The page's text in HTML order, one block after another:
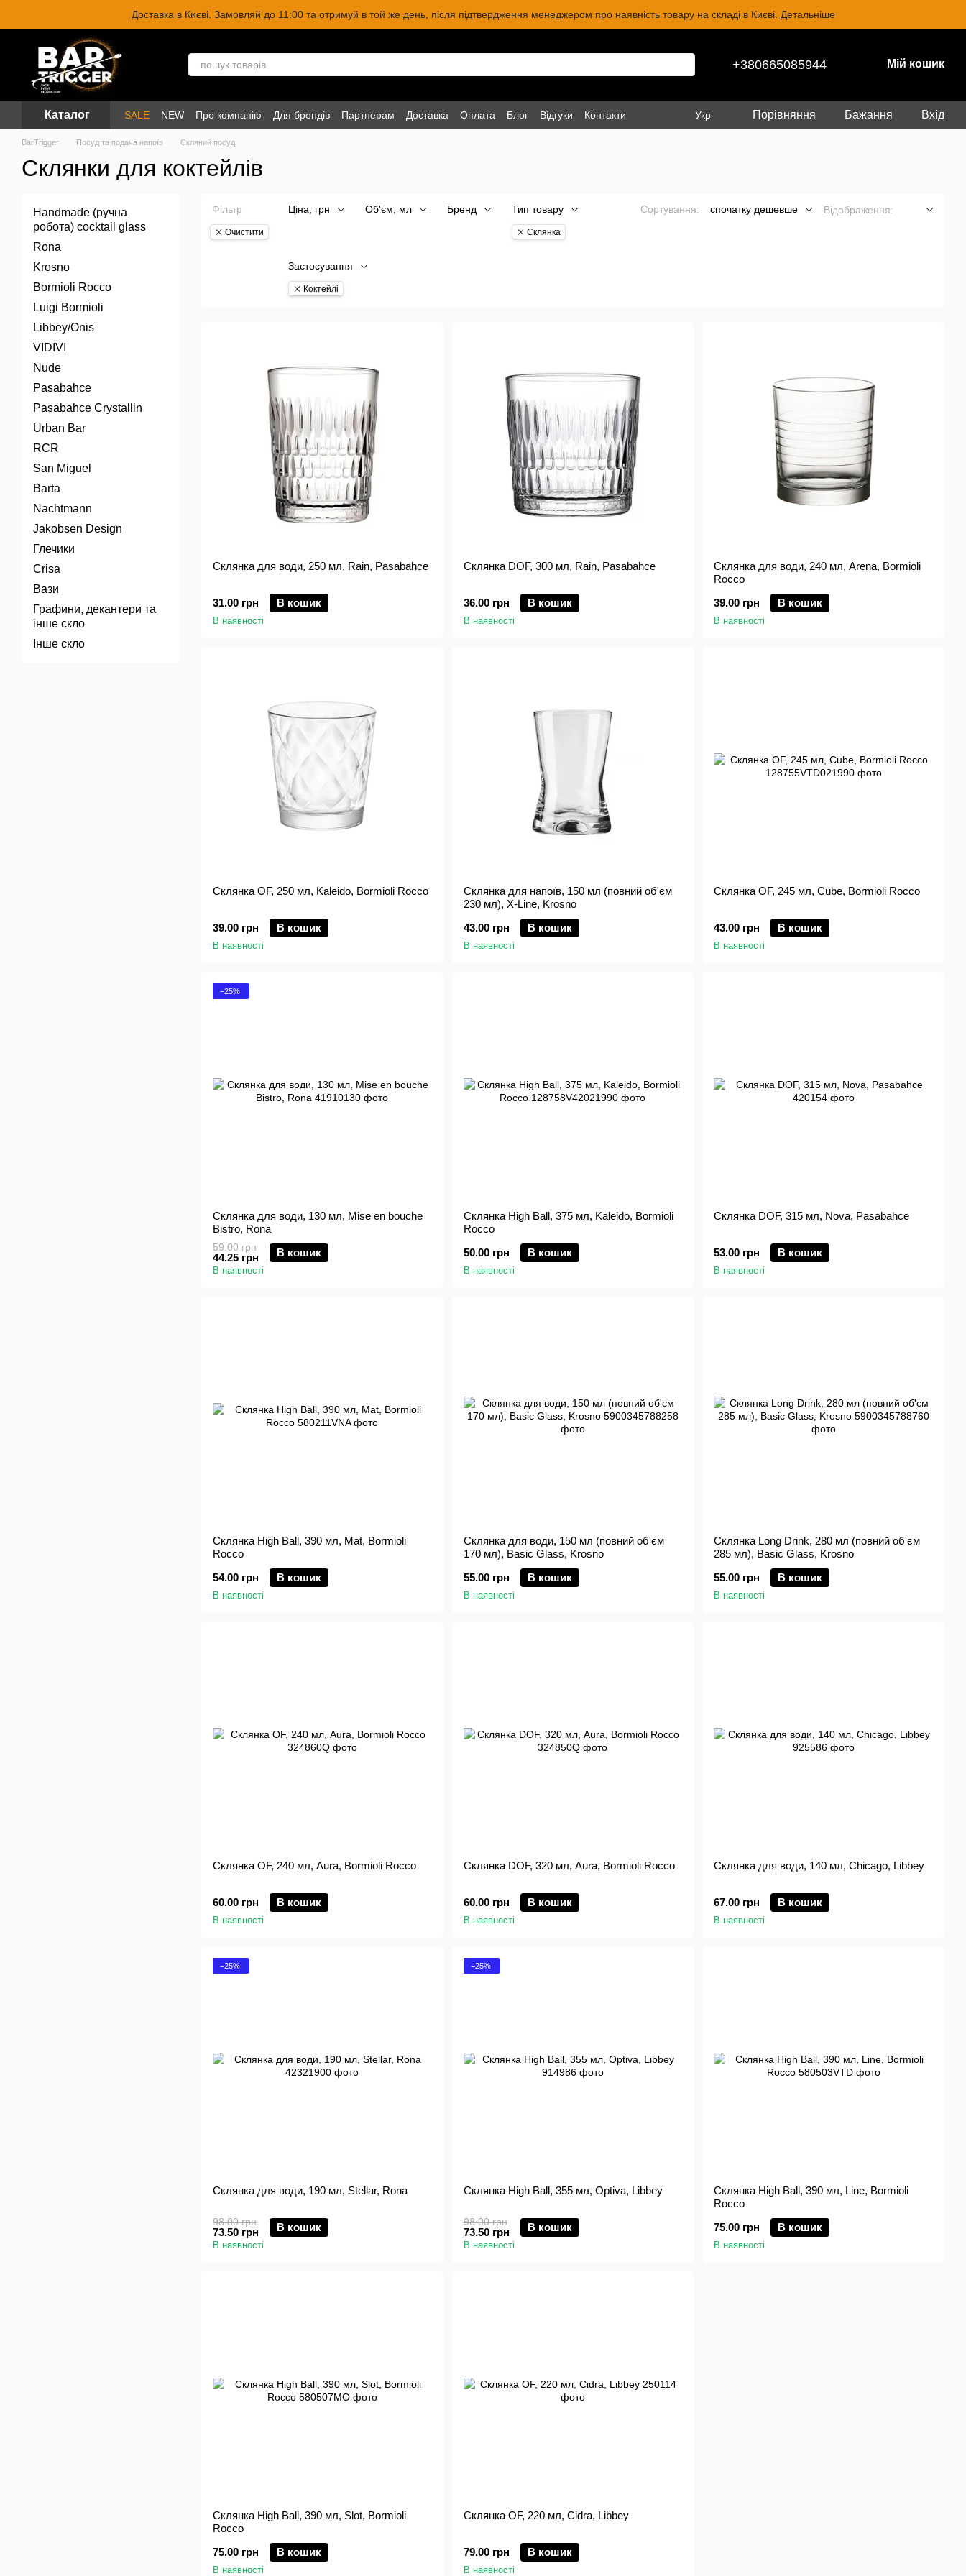
Перейти до основного контентуДоставка в Києві. Замовляй до 11:00 та отримуй в той же день, після підтвердження менеджером про наявність товару на складі в Києві. Детальніше
+380665085944 Мій кошик
Каталог SALE NEW Про компанію Для брендів Партнерам Доставка Оплата Блог Відгуки Контакти Укр Порівняння Бажання Вхід
BarTrigger Посуд та подача напоїв Скляний посуд
Склянки для коктейлів
Фільтр
Очистити
Ціна, грн Об'єм, мл Бренд Тип товару
Склянка
Застосування
Коктейлі
Сортування: спочатку дешевше Відображення:
Склянка для води, 250 мл, Rain, Pasabahce
31.00 грн В кошик
В наявності
Склянка DOF, 300 мл, Rain, Pasabahce
36.00 грн В кошик
В наявності
Склянка для води, 240 мл, Arena, Bormioli
Rocco
39.00 грн
В кошик
В наявності
Склянка OF, 250 мл, Kaleido, Bormioli Rocco
39.00 грн В кошик
В наявності
Склянка для напоїв, 150 мл (повний об'єм
230 мл), X-Line, Krosno
43.00 грн
В кошик
В наявності
Склянка OF, 245 мл, Cube, Bormioli Rocco
43.00 грн В кошик
В наявності
−25%
Склянка для води, 130 мл, Mise en bouche
Bistro, Rona
59.00 грн
44.25 грн В кошик
В наявності
Склянка High Ball, 375 мл, Kaleido, Bormioli
Rocco
50.00 грн
В кошик
В наявності
Склянка DOF, 315 мл, Nova, Pasabahce
53.00 грн В кошик
В наявності
Склянка High Ball, 390 мл, Mat, Bormioli
Rocco
54.00 грн
В кошик
В наявності
Склянка для води, 150 мл (повний об'єм
170 мл), Basic Glass, Krosno
55.00 грн
В кошик
В наявності
Склянка Long Drink, 280 мл (повний об'єм
285 мл), Basic Glass, Krosno
55.00 грн
В кошик
В наявності
Склянка OF, 240 мл, Aura, Bormioli Rocco
60.00 грн В кошик
В наявності
Склянка DOF, 320 мл, Aura, Bormioli Rocco
60.00 грн В кошик
В наявності
Склянка для води, 140 мл, Chicago, Libbey
67.00 грн В кошик
В наявності
−25%
Склянка для води, 190 мл, Stellar, Rona
98.00 грн
73.50 грн В кошик
В наявності
−25%
Склянка High Ball, 355 мл, Optiva, Libbey
98.00 грн
73.50 грн В кошик
В наявності
Склянка High Ball, 390 мл, Line, Bormioli
Rocco
75.00 грн
В кошик
В наявності
Склянка High Ball, 390 мл, Slot, Bormioli
Rocco
75.00 грн
В кошик
В наявності
Склянка OF, 220 мл, Cidra, Libbey
79.00 грн В кошик
В наявності
Handmade (ручна
робота) cocktail glass
Rona
Krosno
Bormioli Rocco
Luigi Bormioli
Libbey/Onis
VIDIVI
Nude
Pasabahce
Pasabahce Crystallin
Urban Bar
RCR
San Miguel
Barta
Nachtmann
Jakobsen Design
Глечики
Crisa
Вази
Графини, декантери та
інше скло
Інше скло